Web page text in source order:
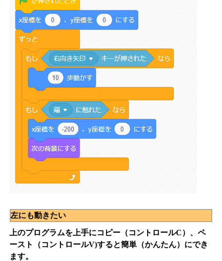
左にも動きたい
上のプログラムを上手にコピー（コントロールC）、ペ
ースト（コントロールV)すると簡単（かんたん）にでき
ます。